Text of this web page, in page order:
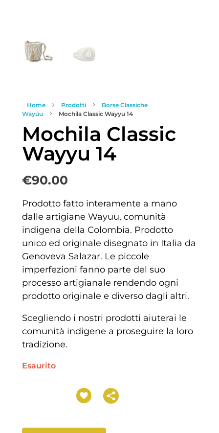
Home Prodotti
Borse Classiche
Wayúu
Mochila Classic Wayyu 14
Mochila Classic
Wayyu 14
€90.00
Prodotto fatto interamente a mano
dalle artigiane Wayuu, comunità
indigena della Colombia. Prodotto
unico ed originale disegnato in Italia da
Genoveva Salazar. Le piccole
imperfezioni fanno parte del suo
processo artigianale rendendo ogni
prodotto originale e diverso dagli altri.
Scegliendo i nostri prodotti aiuterai le
comunità indigene a proseguire la loro
tradizione.
Esaurito